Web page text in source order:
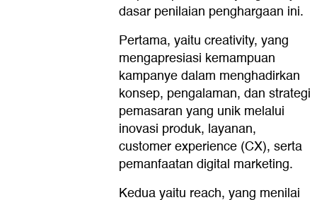
dasar penilaian penghargaan ini.
Pertama, yaitu creativity, yang
mengapresiasi kemampuan
kampanye dalam menghadirkan
konsep, pengalaman, dan strategi
pemasaran yang unik melalui
inovasi produk, layanan,
customer experience (CX), serta
pemanfaatan digital marketing.
Kedua yaitu reach, yang menilai